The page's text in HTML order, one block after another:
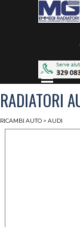
Vai ai contenuti
Salta
RADIATORI
RICAMBI AUTO > AUDI